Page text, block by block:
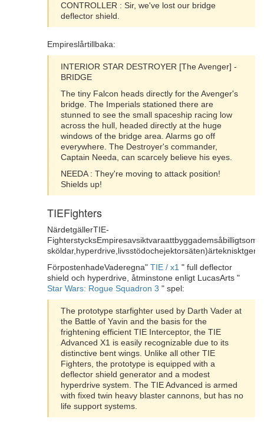
CONTROLLER : Sir, we've lost our bridge
deflector shield.
Empireslårtillbaka:
INTERIOR STAR DESTROYER [The Avenger] -
BRIDGE
The tiny Falcon heads directly for the Avenger's
bridge. The Imperials stationed there are
stunned to see the small spaceship racing low
across the hull, headed directly at the huge
windows of the bridge area. Alarms go off
everywhere. The Destroyer's commander,
Captain Needa, can scarcely believe his eyes.
NEEDA : They're moving to attack position!
Shields up!
TIEFighters
NärdetgällerTIE-
FörpostenhadeVaderegna" TIE / x1 " full deflector
shield och hyperdrive, åtminstone enligt LucasArts "
Star Wars: Rogue Squadron 3 " spel:
The prototype starfighter used by Darth Vader at
the Battle of Yavin and the basis for the
frightening efficient TIE Interceptor, the TIE
Advanced X1 is easily recognizable due to its
distinctive bent wings. Unlike all other TIE
Fighters, the prototype is equipped with a
deflector shield generator and a modest
hyperdrive system. The TIE Advanced is armed
with fixed twin heavy blaster cannons, but has no
life support systems.